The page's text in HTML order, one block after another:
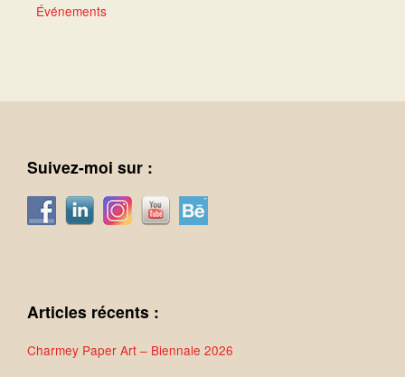
Événements
Suivez-moi sur :
Articles récents :
Charmey Paper Art – Biennale 2026